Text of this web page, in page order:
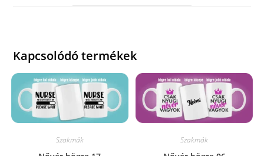
Kapcsolódó termékek
Szakmák Szakmák